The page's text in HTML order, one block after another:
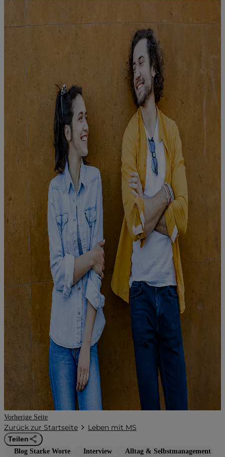
Vorherige Seite
Zurück zur Startseite Leben mit MS
Teilen
Blog Starke Worte Interview
Alltag & Selbstmanagement